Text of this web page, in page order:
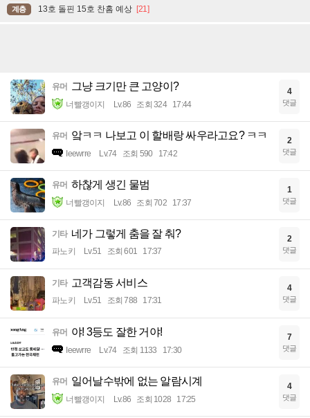
계층 13호 돌핀 15호 찬홈 예상 [21]
유머 그냥 크기만 큰 고양이?
너빨갱이지 Lv.86 조회 324 17:44
4
댓글
유머 앜ㅋㅋ 나보고 이 할배랑 싸우라고요? ㅋㅋ
Ieewrre Lv.74 조회 590 17:42
2
댓글
유머 하찮게 생긴 물범
너빨갱이지 Lv.86 조회 702 17:37
1
댓글
기타 네가 그렇게 춤을 잘 춰?
파노키 Lv.51 조회 601 17:37
2
댓글
기타 고객감동 서비스
파노키 Lv.51 조회 788 17:31
4
댓글
유머 야! 3등도 잘한 거야!
Ieewrre Lv.74 조회 1133 17:30
7
댓글
유머 일어날수밖에 없는 알람시계
너빨갱이지 Lv.86 조회 1028 17:25
4
댓글